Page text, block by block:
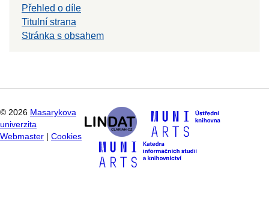
Přehled o díle
Titulní strana
Stránka s obsahem
© 2026 Masarykova
univerzita
Webmaster
Cookies